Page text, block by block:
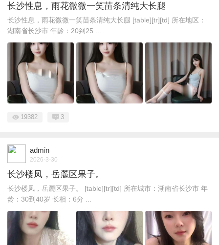
长沙性息，雨花微微一笑苗条清纯大长腿
长沙性息，雨花微微一笑苗条清纯大长腿 [table][tr][td] 所在地区：
湖南省长沙市 年龄：20到25 ...
19382 3
admin
2026-3-30
长沙楼凤，岳麓区果子。
长沙楼凤，岳麓区果子。 [table][tr][td] 所在城市：湖南省长沙市 年
龄：30到40岁 长相：6分 ...